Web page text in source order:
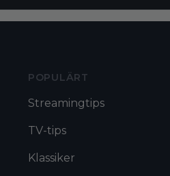
POPULÄRT
Streamingtips
TV-tips
Klassiker